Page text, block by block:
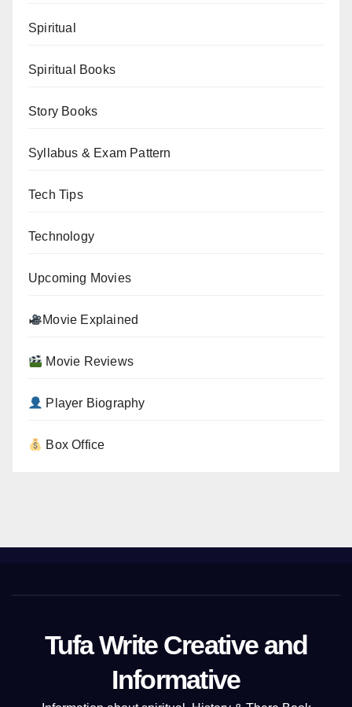
Spiritual
Spiritual Books
Story Books
Syllabus & Exam Pattern
Tech Tips
Technology
Upcoming Movies
Movie Explained
Movie Reviews
Player Biography
Box Office
Tufa Write Creative and
Informative